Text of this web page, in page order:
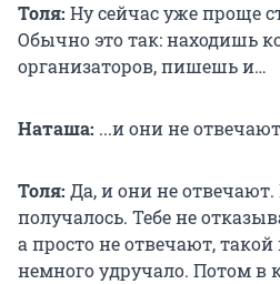
Толя: Ну сейчас уже проще
Обычно это так: находишь
организаторов, пишешь и…
Наташа: ...и они не
Толя: Да, и они не
получалось. Тебе не
а просто не отвечают,
немного удручало. Потом в